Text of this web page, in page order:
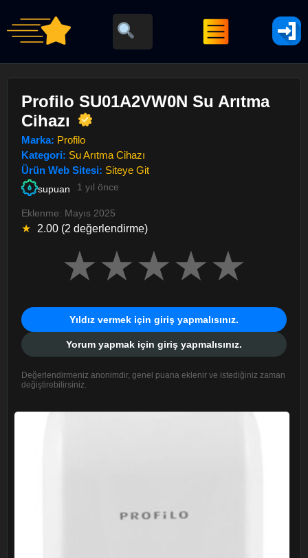
Profilo SU01A2VW0N Su Arıtma
Cihazı
Marka: Profilo
Kategori: Su Arıtma Cihazı
Ürün Web Sitesi: Siteye Git
supuan 1 yıl önce
Eklenme: Mayıs 2025
★ 2.00 (2 değerlendirme)
★★★★★
Yıldız vermek için giriş yapmalısınız.
Yorum yapmak için giriş yapmalısınız.
Değerlendirmeniz anonimdir, genel puana eklenir ve istediğiniz zaman
değiştirebilirsiniz.